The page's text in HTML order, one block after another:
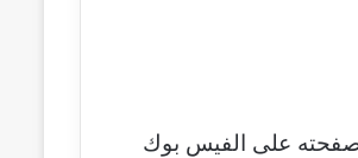
صفحته على الفيس بوك